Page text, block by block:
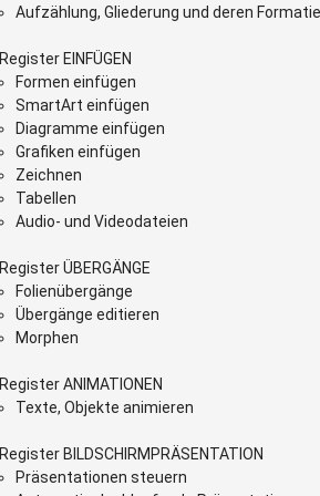
Aufzählung, Gliederung und deren
Register EINFÜGEN
Formen einfügen
SmartArt einfügen
Diagramme einfügen
Grafiken einfügen
Zeichnen
Tabellen
Audio- und Videodateien
Register ÜBERGÄNGE
Folienübergänge
Übergänge editieren
Morphen
Register ANIMATIONEN
Texte, Objekte animieren
Register BILDSCHIRMPRÄSENTATION
Präsentationen steuern